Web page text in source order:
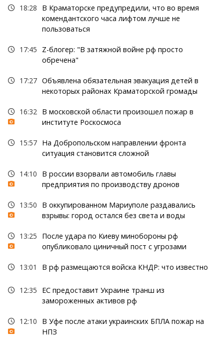
18:28
В Краматорске предупредили, что во время
комендантского часа лифтом лучше не
пользоваться
17:45
Z-блогер: "В затяжной войне рф просто
обречена"
17:27 Объявлена обязательная эвакуация детей в
некоторых районах Краматорской громады
16:32 В московской области произошел пожар в
институте Роскосмоса
15:57 На Добропольском направлении фронта
ситуация становится сложной
14:10
В россии взорвали автомобиль главы
предприятия по производству дронов
13:50
В оккупированном Мариуполе раздавались
взрывы: город остался без света и воды
13:25
После удара по Киеву минобороны рф
опубликовало циничный пост с угрозами
13:01 В рф размещаются войска КНДР: что известно
12:35
ЕС предоставит Украине транш из
замороженных активов рф
12:10
В Уфе после атаки украинских БПЛА пожар на
НПЗ